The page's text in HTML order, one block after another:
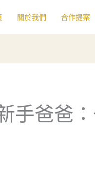
關於我們 合作提案
手爸爸